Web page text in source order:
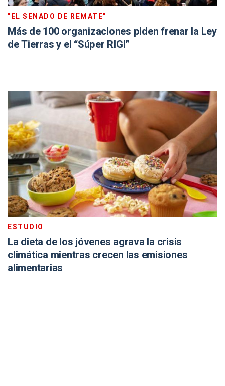
"EL SENADO DE REMATE"
Más de 100 organizaciones piden frenar la Ley
de Tierras y el “Súper RIGI”
ESTUDIO
La dieta de los jóvenes agrava la crisis
climática mientras crecen las emisiones
alimentarias